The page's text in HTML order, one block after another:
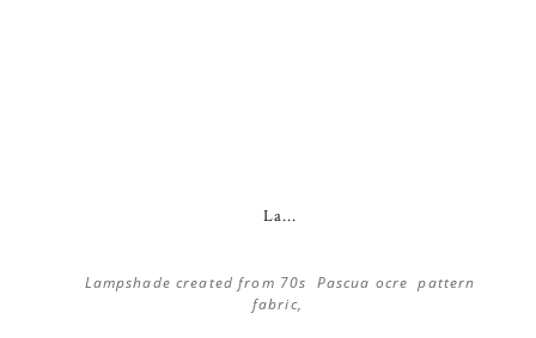
La...
Lampshade created from 70s Pascua ocre pattern
fabric,